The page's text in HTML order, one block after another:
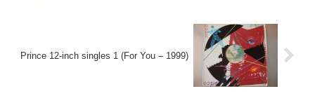
Prince 12-inch singles 1 (For You – 1999)